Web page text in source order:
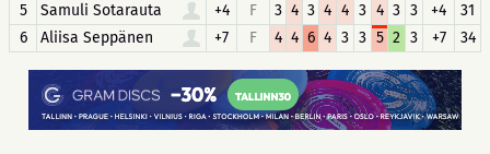
5
Samuli Sotarauta +4 F 3 4 3 4 4 3 4 3 3 +4
31
6
Aliisa Seppänen +7 F 4 4 6 4 3 3 5 2 3 +7 34